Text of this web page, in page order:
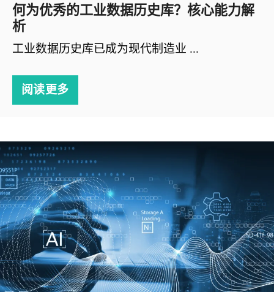
何为优秀的工业数据历史库？核心能力解
析
工业数据历史库已成为现代制造业 ...
阅读更多